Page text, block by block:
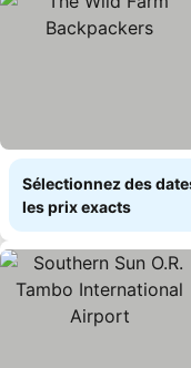
Sélectionnez des
les prix exacts